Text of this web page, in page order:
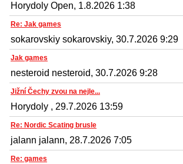
Horydoly Open, 1.8.2026 1:38
Re: Jak games
sokarovskiy sokarovskiy, 30.7.2026 9:29
Jak games
nesteroid nesteroid, 30.7.2026 9:28
Jižní Čechy zvou na nejle...
Horydoly , 29.7.2026 13:59
Re: Nordic Scating brusle
jalann jalann, 28.7.2026 7:05
Re: games